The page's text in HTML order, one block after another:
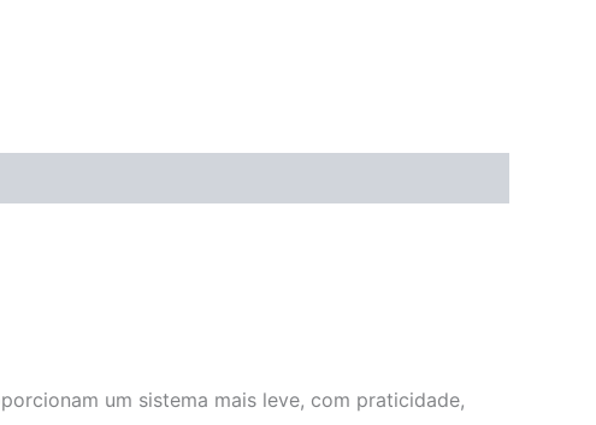
um sistema mais leve, com praticidade,